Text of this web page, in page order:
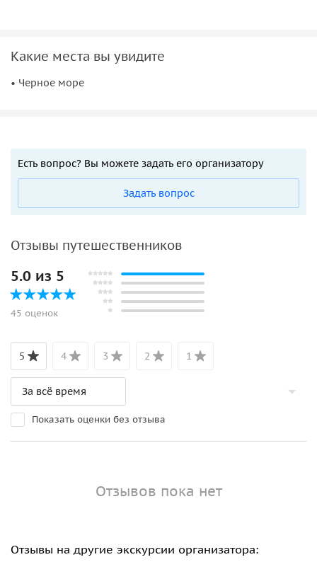
Какие места вы увидите
• Черное море
Есть вопрос? Вы можете задать его организатору
Задать вопрос
Отзывы путешественников
5.0 из 5
45 оценок
5 4 3 2 1
Показать оценки без отзыва
Отзывов пока нет
Отзывы на другие экскурсии организатора: